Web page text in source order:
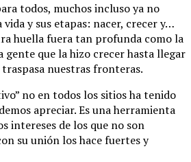
todos, muchos incluso ya no
y sus etapas: nacer, crecer y…
huella fuera tan profunda como la
gente que la hizo crecer hasta llegar
nuestras fronteras.
no en todos los sitios ha tenido
apreciar. Es una herramienta
intereses de los que no son
su unión los hace fuertes y